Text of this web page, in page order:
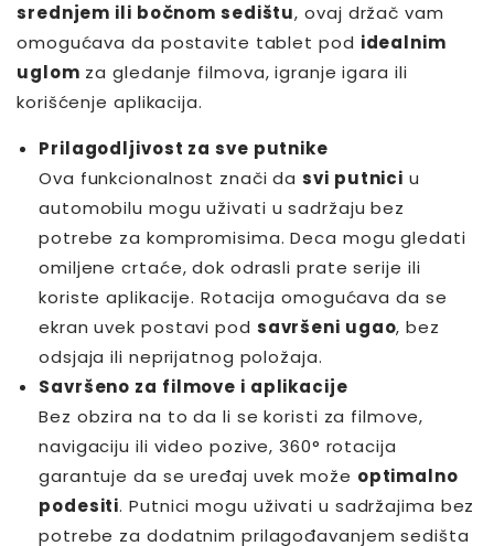
srednjem ili bočnom sedištu, ovaj držač vam
omogućava da postavite tablet pod idealnim
uglom za gledanje filmova, igranje igara ili
korišćenje aplikacija.
Prilagodljivost za sve putnike
Ova funkcionalnost znači dasvi putnici u
automobilu mogu uživati u sadržaju bez
potrebe za kompromisima. Deca mogu gledati
omiljene crtaće, dok odrasli prate serije ili
koriste aplikacije. Rotacija omogućava da se
ekran uvek postavi pod savršeni ugao, bez
odsjaja ili neprijatnog položaja.
Savršeno za filmove i aplikacije
Bez obzira na to da li se koristi za filmove,
navigaciju ili video pozive, 360° rotacija
garantuje da se uređaj uvek može optimalno
podesiti. Putnici mogu uživati u sadržajima bez
potrebe za dodatnim prilagođavanjem sedišta